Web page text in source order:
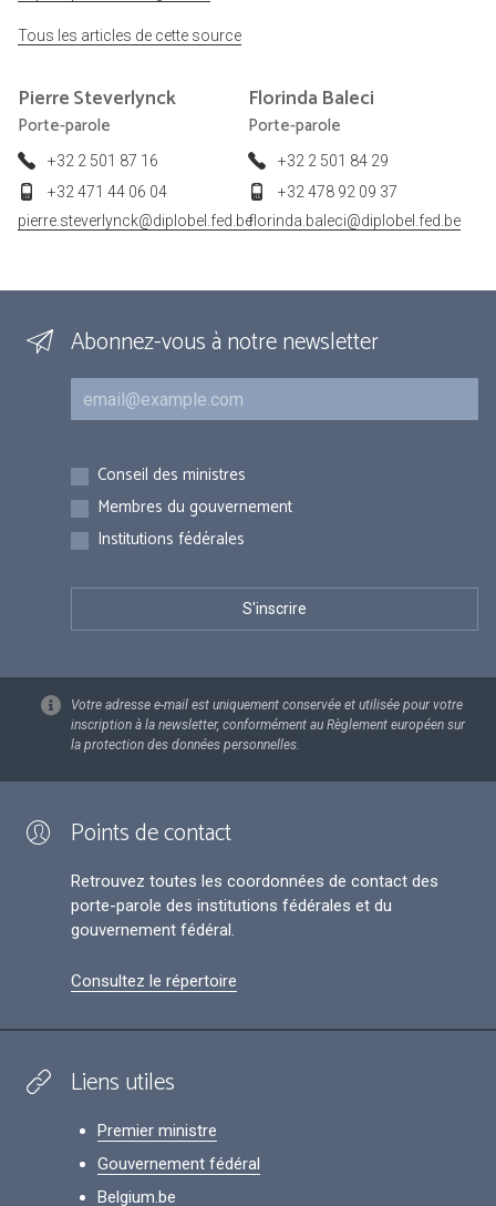
Tous les articles de cette source
PierreSteverlynck
Porte-parole
+32 2 501 87 16
+32 471 44 06 04
pierre.steverlynck@diplobel.fed.be
Florinda Baleci
Porte-parole
+32 2 501 84 29
+32 478 92 09 37
florinda.baleci@diplobel.fed.be
Abonnez-vous à notre newsletter
Courriel
Inscriptions
Conseil des ministres
Membres du gouvernement
Institutions fédérales
Votre adresse e-mail est uniquement conservée et utilisée pour votre
inscription à la newsletter, conformément au Règlement européen sur
la protection des données personnelles.
Points de contact
Retrouvez toutes les coordonnées de contact des
porte-parole des institutions fédérales et du
gouvernement fédéral.
Consultez le répertoire
Liens utiles
Premier ministre
Gouvernement fédéral
Belgium.be